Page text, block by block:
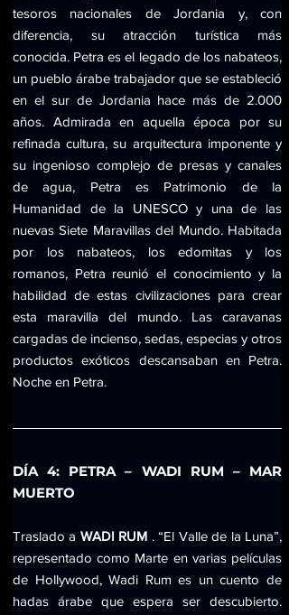
tesoros nacionales de Jordania y, con
diferencia, su atracción turística más
conocida. Petra es el legado de los nabateos,
un pueblo árabe trabajador que se estableció
en el sur de Jordania hace más de 2.000
años. Admirada en aquella época por su
refinada cultura, su arquitectura imponente y
su ingenioso complejo de presas y canales
de agua, Petra es Patrimonio de la
Humanidad de la UNESCO y una de las
nuevas Siete Maravillas del Mundo. Habitada
por los nabateos, los edomitas y los
romanos, Petra reunió el conocimiento y la
habilidad de estas civilizaciones para crear
esta maravilla del mundo. Las caravanas
cargadas de incienso, sedas, especias y otros
productos exóticos descansaban en Petra.
Noche en Petra.
DÍA 4: PETRA – WADI RUM – MAR
MUERTO
Traslado a WADI RUM . “El Valle de la Luna”,
representado como Marte en varias películas
de Hollywood, Wadi Rum es un cuento de
hadas árabe que espera ser descubierto.